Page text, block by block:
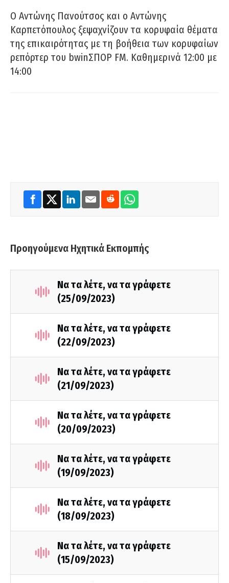
Ο Αντώνης Πανούτσος και ο Αντώνης
Καρπετόπουλος ξεψαχνίζουν τα κορυφαία θέματα
της επικαιρότητας με τη βοήθεια των κορυφαίων
ρεπόρτερ του bwinΣΠΟΡ FM. Καθημερινά 12:00 με
14:00
Προηγούμενα Ηχητικά Εκπομπής
Να τα λέτε, να τα γράφετε
(25/09/2023)
Να τα λέτε, να τα γράφετε
(22/09/2023)
Να τα λέτε, να τα γράφετε
(21/09/2023)
Να τα λέτε, να τα γράφετε
(20/09/2023)
Να τα λέτε, να τα γράφετε
(19/09/2023)
Να τα λέτε, να τα γράφετε
(18/09/2023)
Να τα λέτε, να τα γράφετε
(15/09/2023)